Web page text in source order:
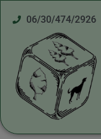
06/30/474/2926